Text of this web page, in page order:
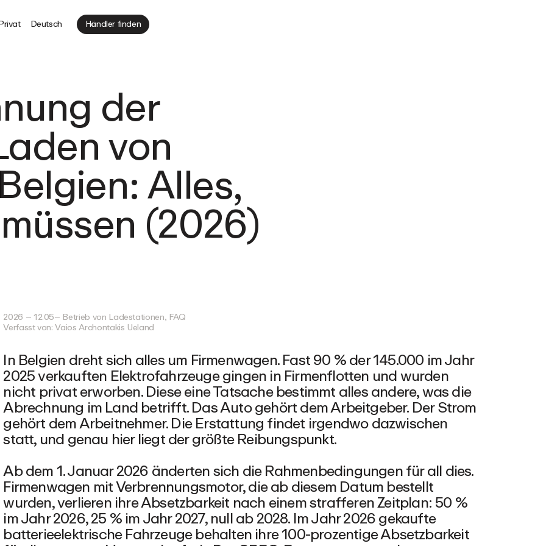
Deutsch Händler finden
der
von
Alles,
(2026)
2026 – 12.05– Betrieb von Ladestationen, FAQ
Verfasst von: VaiosArchontakis Ueland
In Belgien dreht sich alles um Firmenwagen. Fast 90 % der 145.000 im Jahr
2025 verkauften Elektrofahrzeuge gingen in Firmenflotten und wurden
nicht privat erworben. Diese eine Tatsache bestimmt alles andere, was die
Abrechnung im Land betrifft. Das Auto gehört dem Arbeitgeber. Der Strom
gehört dem Arbeitnehmer. Die Erstattung findet irgendwo dazwischen
statt, und genau hier liegt der größte Reibungspunkt.
Ab dem 1. Januar 2026 änderten sich die Rahmenbedingungen für all dies.
Firmenwagen mit Verbrennungsmotor, die ab diesem Datum bestellt
wurden, verlieren ihre Absetzbarkeit nach einem strafferen Zeitplan: 50 %
im Jahr 2026, 25 % im Jahr 2027, null ab 2028. Im Jahr 2026 gekaufte
batterieelektrische Fahrzeuge behalten ihre 100-prozentige Absetzbarkeit